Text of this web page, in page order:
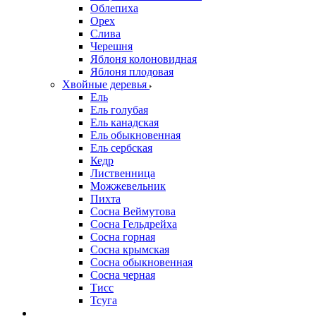
Облепиха
Орех
Слива
Черешня
Яблоня колоновидная
Яблоня плодовая
Хвойные деревья
Ель
Ель голубая
Ель канадская
Ель обыкновенная
Ель сербская
Кедр
Лиственница
Можжевельник
Пихта
Сосна Веймутова
Сосна Гельдрейха
Сосна горная
Сосна крымская
Сосна обыкновенная
Сосна черная
Тисс
Тсуга